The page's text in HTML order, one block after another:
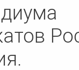
дома